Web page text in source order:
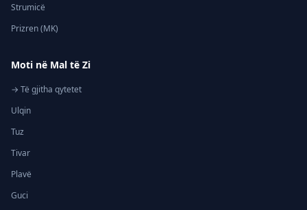
Strumicë
Prizren (MK)
Moti në Mal të Zi
→ Të gjitha qytetet
Ulqin
Tuz
Tivar
Plavë
Guci